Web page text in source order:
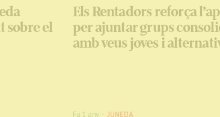
sobre el
Els Rentadors reforça
per ajuntar grups
amb veus joves i
Fa 1 any -